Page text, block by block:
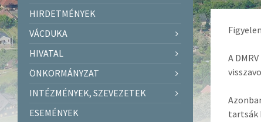
A
tartsák
HIRDETMÉNYEK
VÁCDUKA
HIVATAL
ÖNKORMÁNYZAT
INTÉZMÉNYEK, SZEVEZETEK
ESEMÉNYEK